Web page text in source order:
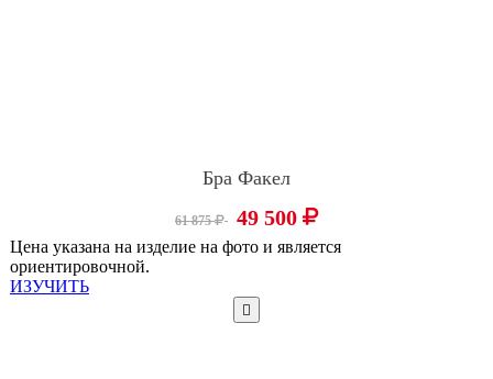
Бра Факел
61 875 49 500
Цена указана на изделие на фото и является
ориентировочной.
ИЗУЧИТЬ